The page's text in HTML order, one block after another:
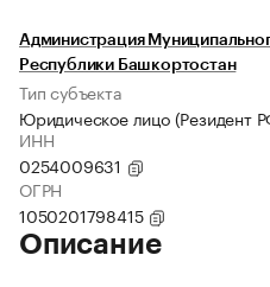
Администрация
Республики Башкортостан
Тип субъекта
Юридическое лицо (Резидент
ИНН
0254009631
ОГРН
1050201798415
Описание